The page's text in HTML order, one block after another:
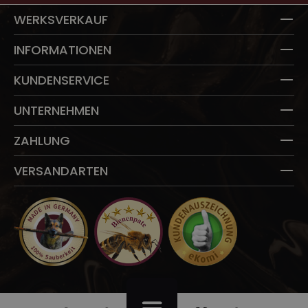
WERKSVERKAUF
INFORMATIONEN
KUNDENSERVICE
UNTERNEHMEN
ZAHLUNG
VERSANDARTEN